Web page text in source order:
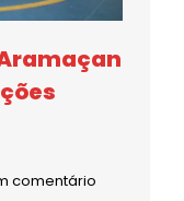
comentário